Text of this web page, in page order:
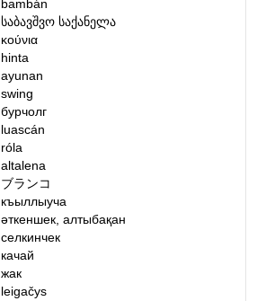
bambán
საბავშვო საქანელა
κούνια
hinta
ayunan
swing
бурчолг
luascán
róla
altalena
ブランコ
къыллыуча
әткеншек, алтыбақан
селкинчек
качай
жак
leigačys